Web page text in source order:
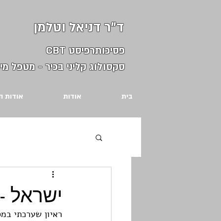
ד"ר דניאל וטלמן
פסיכותרפיסט CBT
סקסולוג קליני בכיר - מטפל
בית אודות אודות
ישראל